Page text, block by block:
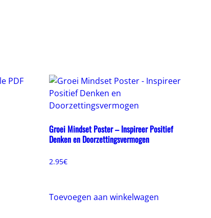
Groei Mindset Poster – Inspireer Positief
Denken en Doorzettingsvermogen
2.95€
Toevoegen aan winkelwagen